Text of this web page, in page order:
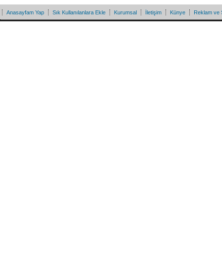
Anasayfam Yap Sık Kullanılanlara Ekle Kurumsal İletişim Künye Reklam ve